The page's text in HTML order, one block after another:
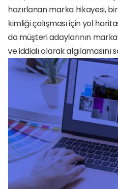
hazırlanan marka hikayesi,
kimliği çalışması için yol
da müşteri adaylarının
ve iddialı olarak algılamasını